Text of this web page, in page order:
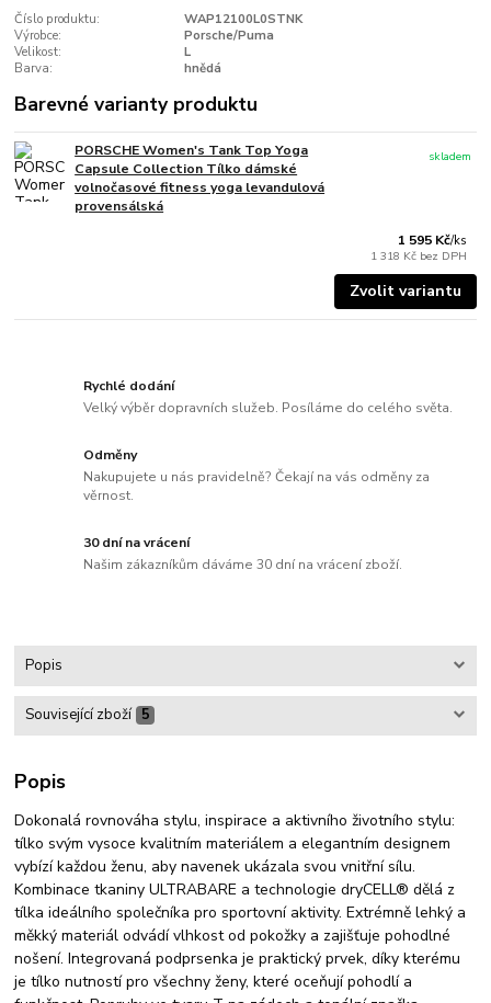
Číslo produktu:
WAP12100L0STNK
Výrobce:
Porsche/Puma
Velikost:
L
Barva:
hnědá
Barevné varianty produktu
PORSCHE Women's Tank Top Yoga
Capsule Collection Tílko dámské
volnočasové fitness yoga levandulová
provensálská
1 595 Kč/ks
1 318 Kč bez DPH
skladem
Zvolit variantu
Rychlé dodání
Velký výběr dopravních služeb. Posíláme do celého světa.
Odměny
Nakupujete u nás pravidelně? Čekají na vás odměny za
věrnost.
30 dní na vrácení
Našim zákazníkům dáváme 30 dní na vrácení zboží.
Popis
Související zboží 5
Popis
Dokonalá rovnováha stylu, inspirace a aktivního životního stylu:
tílko svým vysoce kvalitním materiálem a elegantním designem
vybízí každou ženu, aby navenek ukázala svou vnitřní sílu.
Kombinace tkaniny ULTRABARE a technologie dryCELL® dělá z
tílka ideálního společníka pro sportovní aktivity. Extrémně lehký a
měkký materiál odvádí vlhkost od pokožky a zajišťuje pohodlné
nošení. Integrovaná podprsenka je praktický prvek, díky kterému
je tílko nutností pro všechny ženy, které oceňují pohodlí a